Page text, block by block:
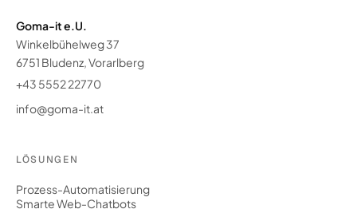
Goma-it e.U.
Winkelbühelweg 37
6751 Bludenz, Vorarlberg
+43 5552 22770
info@goma-it.at
LÖSUNGEN
Prozess-Automatisierung
Smarte Web-Chatbots